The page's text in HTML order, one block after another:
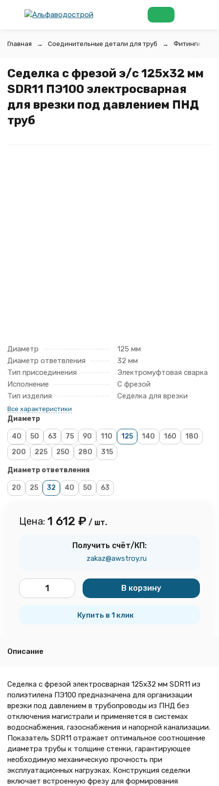
Главная Соединительные детали для труб Фитинги для
Седелка с фрезой э/с 125х32 мм
SDR11 ПЭ100 электросварная
для врезки под давлением ПНД
труб
Диаметр
125 мм
Диаметр ответвления
32 мм
Тип присоединения
Электромуфтовая сварка
Исполнение
С фрезой
Тип изделия
Седелка для врезки
Все характеристики
Диаметр
40 50 63 75 90 110 125 140 160
180
200
225 250 280 315
Диаметр ответвления
20 25 32 40 50 63
Цена: 1 612 ₽ / шт.
Получить счёт/КП:
zakaz@awstroy.ru
В корзину
Купить в 1 клик
Описание
Седелка с фрезой электросварная 125х32 мм SDR11 из
полиэтилена ПЭ100 предназначена для организации
врезки под давлением в трубопроводы из ПНД без
отключения магистрали и применяется в системах
водоснабжения, газоснабжения и напорной канализации.
Показатель SDR11 отражает оптимальное соотношение
диаметра трубы к толщине стенки, гарантирующее
необходимую механическую прочность при
эксплуатационных нагрузках. Конструкция седелки
включает встроенную фрезу для формирования